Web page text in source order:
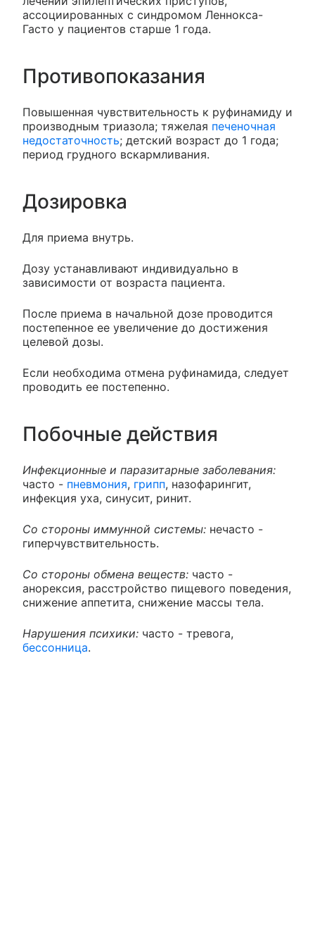
ассоциированных с синдромом Леннокса-
Гасто у пациентов старше 1 года.
Противопоказания
Повышенная чувствительность к руфинамиду и
производным триазола; тяжелая печеночная
недостаточность; детский возраст до 1 года;
период грудного вскармливания.
Дозировка
Для приема внутрь.
Дозу устанавливают индивидуально в
зависимости от возраста пациента.
После приема в начальной дозе проводится
постепенное ее увеличение до достижения
целевой дозы.
Если необходима отмена руфинамида, следует
проводить ее постепенно.
Побочные действия
Инфекционные и паразитарные заболевания:
часто - пневмония, грипп, назофарингит,
инфекция уха, синусит, ринит.
Со стороны иммунной системы: нечасто -
гиперчувствительность.
Со стороны обмена веществ: часто -
анорексия, расстройство пищевого поведения,
снижение аппетита, снижение массы тела.
Нарушения психики: часто - тревога,
бессонница.